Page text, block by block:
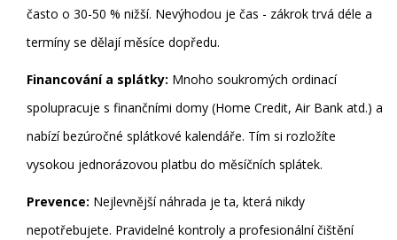
často o 30-50 % nižší. Nevýhodou je čas - zákrok trvá déle a
termíny se dělají měsíce dopředu.
Financování a splátky: Mnoho soukromých ordinací
spolupracuje s finančními domy (Home Credit, Air Bank atd.) a
nabízí bezúročné splátkové kalendáře. Tím si rozložíte
vysokou jednorázovou platbu do měsíčních splátek.
Prevence: Nejlevnější náhrada je ta, která nikdy
nepotřebujete. Pravidelné kontroly a profesionální čištění